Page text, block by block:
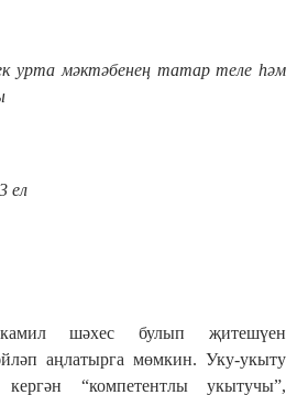
урта мәктәбенең татар теле һәм
ел
шәхес булып җитешүен
аңлатырга мөмкин. Уку-укыту
“компетентлы укытучы”,